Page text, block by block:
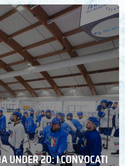
UNDER 20: I CONVOCATI